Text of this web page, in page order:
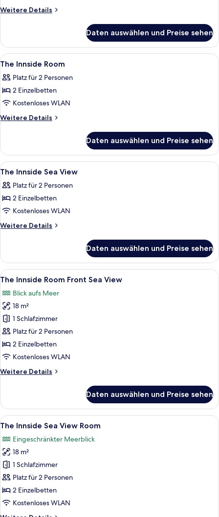
Weitere Details
Weitere
Innside
Single
Room
Daten auswählen und Preise sehen
Alle
Fotos
für
The
Innside
Room
Ein Hotelzimmer mit zwei Betten,
8
The Innside Room
Platz für 2 Personen
2 Einzelbetten
Kostenloses WLAN
Weitere Details
Weitere
Innside
Room
Daten auswählen und Preise sehen
Alle
Fotos
für
The
Innside
Sea
Ein Hotelzimmer mit zwei Betten,
7
The Innside Sea View
Platz für 2 Personen
2 Einzelbetten
Kostenloses WLAN
Weitere Details
Weitere
Innside
Sea
View
Daten auswählen und Preise sehen
Alle
Fotos
für
The
Innside
Room
Front
Sea
anzeigen
Ein modernes Hotelzimmer mit
5
The Innside Room Front Sea View
Blick aufs Meer
18 m²
1 Schlafzimmer
Platz für 2 Personen
2 Einzelbetten
Kostenloses WLAN
Weitere Details
Weitere
Innside
Room
Front
View
Daten auswählen und Preise sehen
Alle
Fotos
für
The
Innside
Sea
View
Room
Ein Hotelzimmer mit zwei Betten,
8
The Innside Sea View Room
Eingeschränkter Meerblick
18 m²
1 Schlafzimmer
Platz für 2 Personen
2 Einzelbetten
Kostenloses WLAN